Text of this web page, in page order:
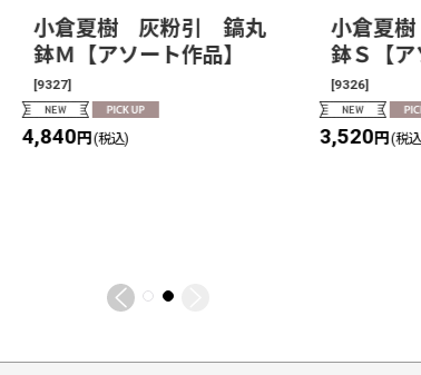
小倉夏樹 灰粉引 鎬丸
鉢Ｍ【アソート作品】
[9327]
4,840円 (税込)
小倉夏
鉢Ｓ【ア
[9326]
3,520円 (税